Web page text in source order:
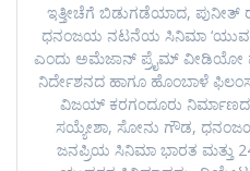
ಇತ್ತೀಚೆಗೆ ಬಿಡುಗಡೆಯಾದ, ಪುನೀತ್‌
ಧನಂಜಯ ನಟನೆಯ ಸಿನಿಮಾ
ಎಂದು ಅಮೆಜಾನ್‌ ಪ್ರೈಮ್
ನಿರ್ದೇಶನದ ಹಾಗೂ ಹೊಂಬಾಳೆ
ವಿಜಯ್‌ ಕರಗಂದೂರು ನಿರ್ಮಾಣದ
ಸಯ್ಯೇಶಾ, ಸೋನು ಗೌಡ,
ಜನಪ್ರಿಯ ಸಿನಿಮಾ ಭಾರತ ಮತ್ತು